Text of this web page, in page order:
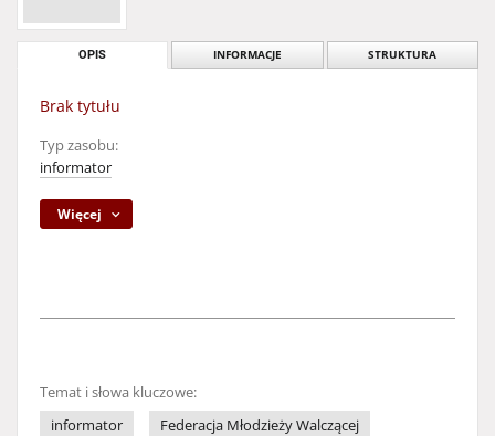
OPIS INFORMACJE STRUKTURA
Brak tytułu
Typ zasobu:
informator
Więcej
Temat i słowa kluczowe:
informator
Federacja Młodzieży Walczącej